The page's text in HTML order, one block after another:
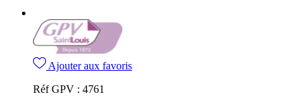
Ajouter aux favoris
Réf GPV : 4761